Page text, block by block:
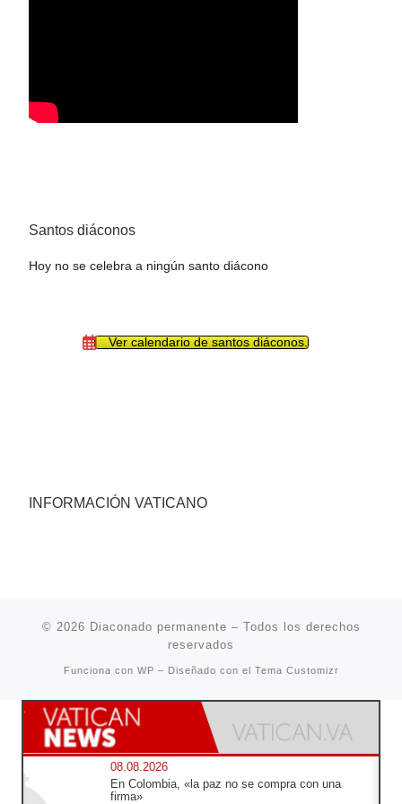
Santos diáconos
Hoy no se celebra a ningún santo diácono
Ver calendario de santos diáconos.
INFORMACIÓN VATICANO
© 2026 Diaconado permanente – Todos los derechos
reservados
Funciona con WP – Diseñado con el Tema Customizr
08.08.2026
En Colombia, «la paz no se compra con una
firma»